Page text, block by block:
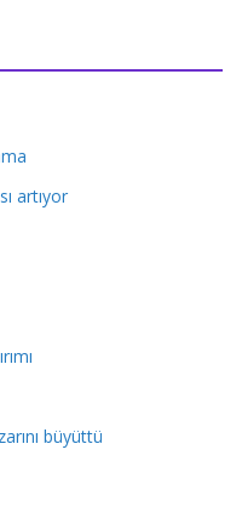
artıyor
büyüttü